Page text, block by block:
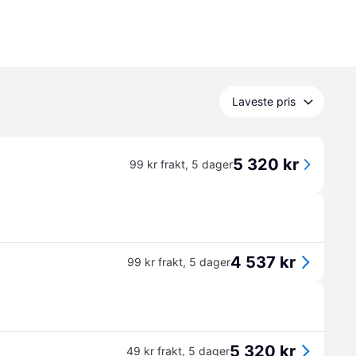
Laveste pris
99 kr frakt, 5 dager5 320 kr
99 kr frakt, 5 dager4 537 kr
49 kr frakt, 5 dager5 320 kr